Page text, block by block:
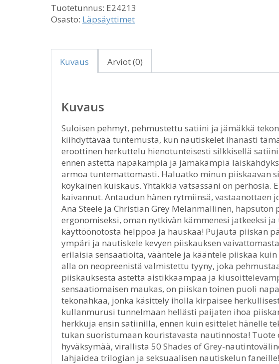
Tuotetunnus: E24213
Osasto: Läpsäyttimet
Kuvaus Arviot (0)
Kuvaus
Suloisen pehmyt, pehmustettu satiini ja jämäkkä
kiihdyttävää tuntemusta, kun nautiskelet ihanasti
eroottinen herkuttelu hienotunteisesti silkkisellä
ennen astetta napakampia ja jämäkämpiä
armoa tuntemattomasti. Haluatko minun piiskaavan
köykäinen kuiskaus. Yhtäkkiä vatsassani on perhosia.
kaivannut. Antaudun hänen rytmiinsä, vastaanottaen
Ana Steele ja Christian Grey Melanmallinen,
ergonomiseksi, oman nytkivän kämmenesi jatkeeksi ja
käyttöönotosta helppoa ja hauskaa! Pujauta piiskan
ympäri ja nautiskele kevyen piiskauksen
erilaisia sensaatioita, vääntele ja kääntele piiskaa
alla on neopreenistä valmistettu tyyny, joka
piiskauksesta astetta aistikkaampaa ja
sensaatiomaisen maukas, on piiskan toinen puoli
tekonahkaa, jonka käsittely iholla kirpaisee
kullanmurusi tunnelmaan hellästi paijaten ihoa
herkkuja ensin satiinilla, ennen kuin esittelet hänelle
tukan suoristumaan kouristavasta nautinnosta! Tuote
hyväksymää, virallista 50 Shades of Grey-
lahjaidea trilogian ja seksuaalisen nautiskelun